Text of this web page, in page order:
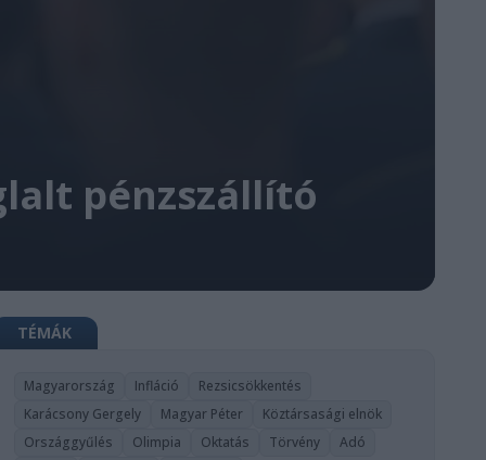
pénzszállító
TÉMÁK
Magyarország Infláció
Rezsicsökkentés
Karácsony Gergely
Magyar Péter
Köztársasági elnök
Országgyűlés
Olimpia Oktatás Törvény
Adó